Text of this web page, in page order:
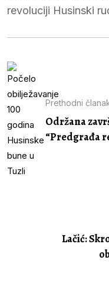
revoluciji Husinski
Prethodni
Održana
“Predgrađa
Lačić: